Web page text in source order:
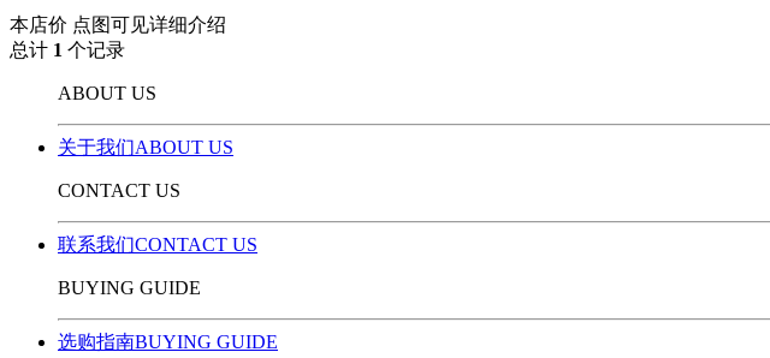
本店价 点图可见详细介绍
总计 1 个记录
ABOUT US
关于我们ABOUT US
CONTACT US
联系我们CONTACT US
BUYING GUIDE
选购指南BUYING GUIDE